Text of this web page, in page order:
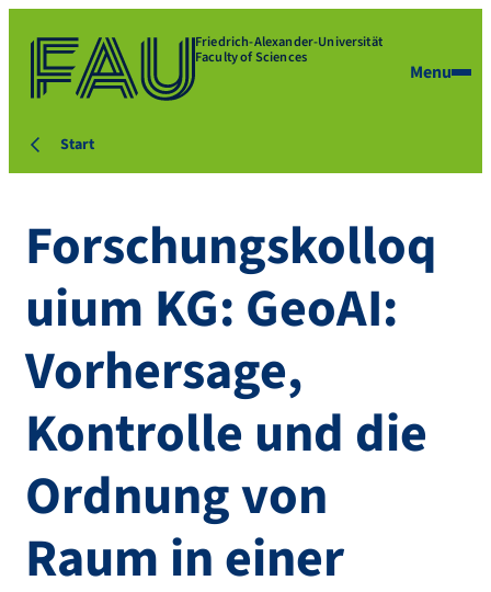
Friedrich-Alexander-Universität
Faculty of Sciences
Menu
Start
Forschungskolloq
uium KG: GeoAI:
Vorhersage,
Kontrolle und die
Ordnung von
Raum in einer